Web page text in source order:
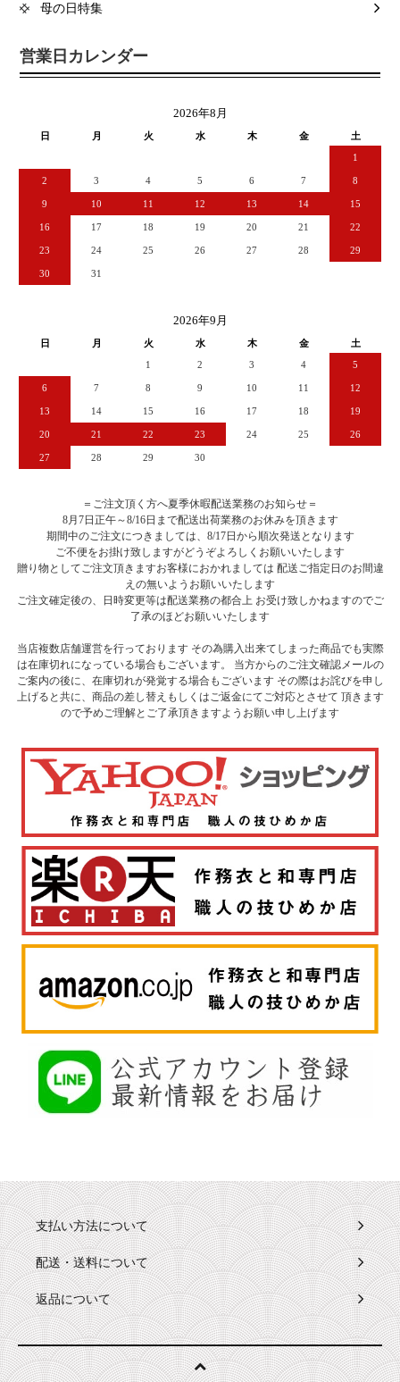
母の日特集
営業日カレンダー
2026年8月
日 月 火 水 木 金
土
1
2 3 4 5 6 7 8
9 10 11 12 13 14 15
16 17 18 19 20 21 22
23 24 25 26 27 28 29
30 31
2026年9月
日 月 火 水 木 金
土
1
2 3 4 5
6 7 8 9 10 11 12
13 14 15 16 17 18 19
20 21 22 23 24 25 26
27 28 29 30
＝ご注文頂く方へ夏季休暇配送業務のお知らせ＝
8月7日正午～8/16日まで配送出荷業務のお休みを頂きます
期間中のご注文につきましては、8/17日から順次発送となります
ご不便をお掛け致しますがどうぞよろしくお願いいたします
贈り物としてご注文頂きますお客様におかれましては 配送ご指定日のお間違
えの無いようお願いいたします
ご注文確定後の、日時変更等は配送業務の都合上 お受け致しかねますのでご
了承のほどお願いいたします
当店複数店舗運営を行っております その為購入出来てしまった商品でも実際
は在庫切れになっている場合もございます。 当方からのご注文確認メールの
ご案内の後に、在庫切れが発覚する場合もございます その際はお詫びを申し
上げると共に、商品の差し替えもしくはご返金にてご対応とさせて 頂きます
ので予めご理解とご了承頂きますようお願い申し上げます
支払い方法について
配送・送料について
返品について